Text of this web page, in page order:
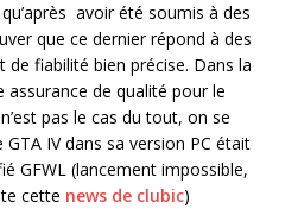
avoir été soumis à des
que ce dernier répond à des
fiabilité bien précise. Dans la
assurance de qualité pour le
pas le cas du tout, on se
IV dans sa version PC était
GFWL (lancement impossible,
cette news de clubic)